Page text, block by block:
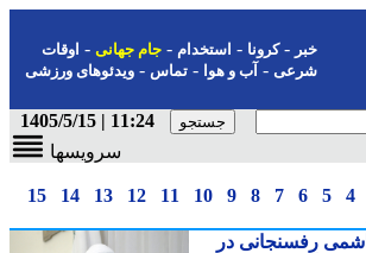
-کرونا-استخدام- جام جهانی-اوقات
شرعی-آب و هوا-تماس-ویدئوهای ورزشی
11:24 | 1405/5/15
سرویسها
5
6
7
8
9
10
11
12
13
14
15
رفسنجانی در